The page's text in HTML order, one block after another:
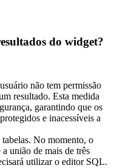
do widget?
usuário não tem permissão
resultado. Esta medida
ça, garantindo que os
protegidos e inacessíveis a
tabelas. No momento, o
a união de mais de três
á utilizar o editor SQL.